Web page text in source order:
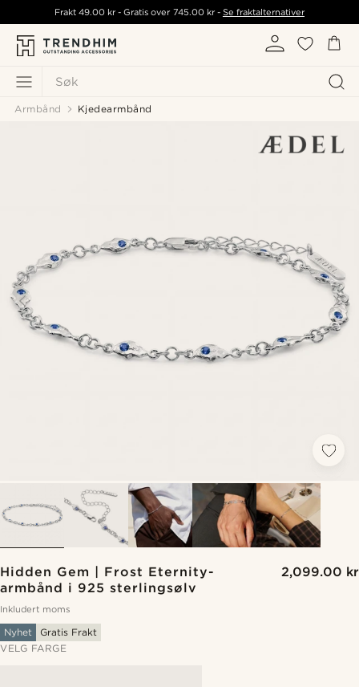
Søk
Frakt49.00 kr - Gratis over 745.00 kr- Se fraktalternativer
Armbånd Kjedearmbånd
Hidden Gem | Frost Eternity-
armbånd i 925 sterlingsølv
2,099.00 kr
Inkludert moms
Nyhet
Gratis Frakt
VELG FARGE